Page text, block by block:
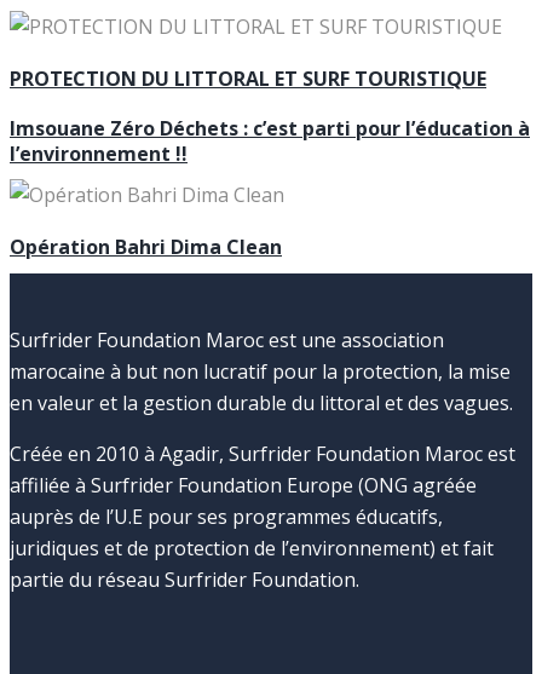
PROTECTION DU LITTORAL ET SURF TOURISTIQUE
Imsouane Zéro Déchets : c’est parti pour l’éducation à
l’environnement !!
Opération Bahri Dima Clean
Surfrider Foundation Maroc est une association
marocaine à but non lucratif pour la protection, la mise
en valeur et la gestion durable du littoral et des vagues.
Créée en 2010 à Agadir, Surfrider Foundation Maroc est
affiliée à Surfrider Foundation Europe (ONG agréée
auprès de l’U.E pour ses programmes éducatifs,
juridiques et de protection de l’environnement) et fait
partie du réseau Surfrider Foundation.